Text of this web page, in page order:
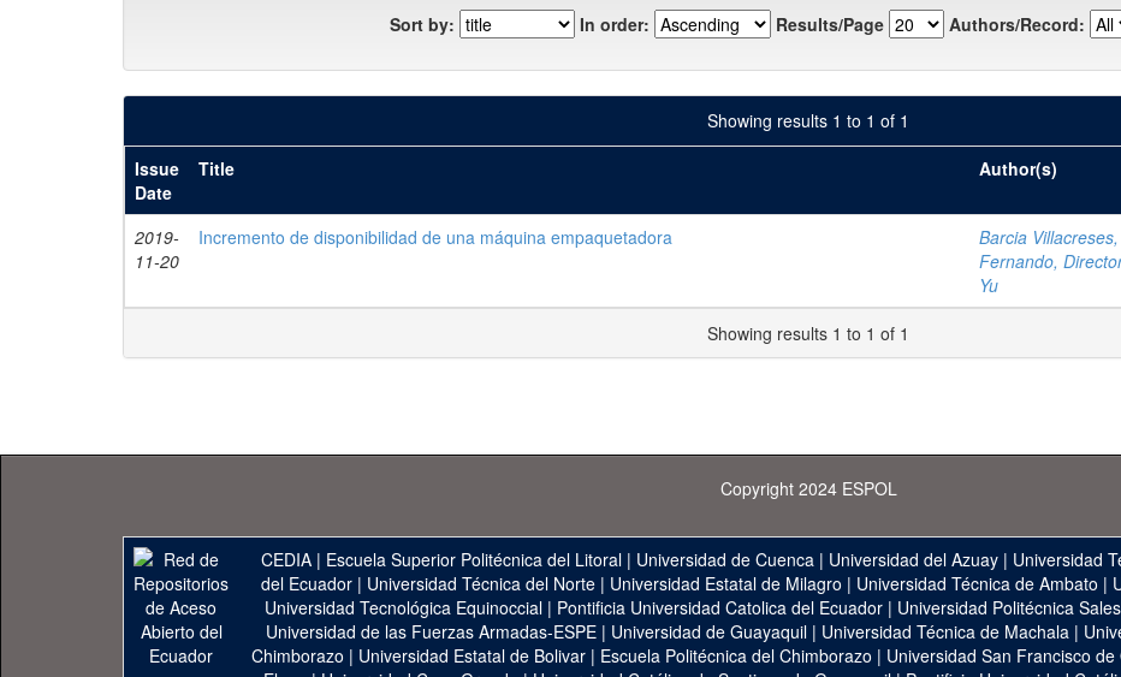
Sort by: In order: Results/Page Authors/Record:
Showing results 1 to 1 of 1
Issue
Date
Title Author(s)
2019-
11-20
Incremento de disponibilidad de una máquina empaquetadora Barcia
Fernando,
Yu
Showing results 1 to 1 of 1
Copyright 2024 ESPOL
CEDIA | Escuela Superior Politécnica del Litoral | Universidad de Cuenca | Universidad del Azuay | Universidad
del Ecuador| Universidad Técnica del Norte| Universidad Estatal de Milagro | Universidad Técnica de Ambato |
Universidad Tecnológica Equinoccial| Pontificia Universidad Catolica del Ecuador| Universidad Politécnica
Universidad de las Fuerzas Armadas-ESPE | Universidad de Guayaquil | Universidad Técnica de Machala |
Chimborazo | Universidad Estatal de Bolivar| Escuela Politécnica del Chimborazo | Universidad San Francisco de